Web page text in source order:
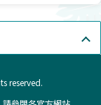
reserved.